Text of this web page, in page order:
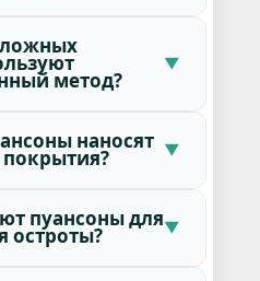
метод?
наносят
пуансоны для
остроты?